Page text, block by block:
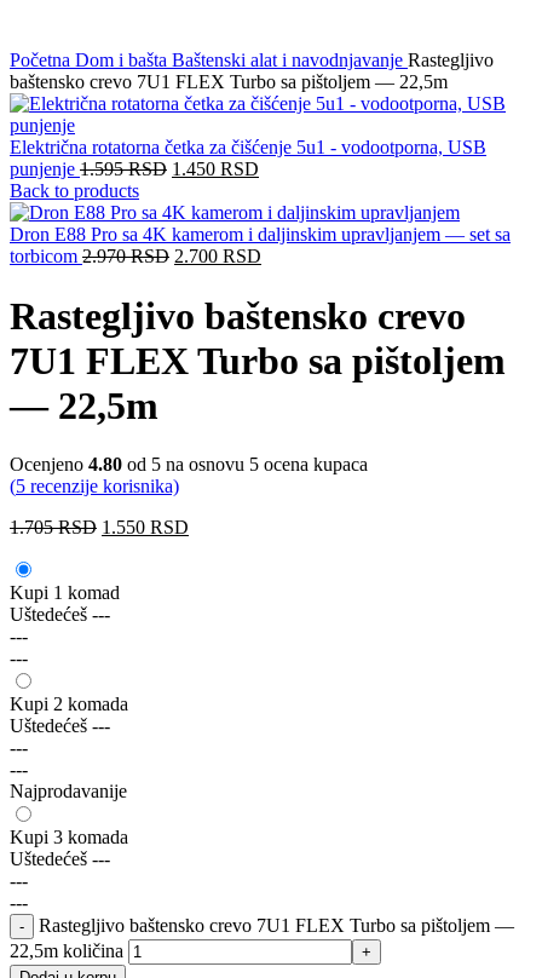
Početna Dom i bašta Baštenski alat i navodnjavanje Rastegljivo
baštensko crevo 7U1 FLEX Turbo sa pištoljem — 22,5m
Električna rotatorna četka za čišćenje 5u1 - vodootporna, USB
punjenje 1.595RSD 1.450 RSD
Back to products
Dron E88 Pro sa 4K kamerom i daljinskim upravljanjem — set sa
torbicom 2.970RSD 2.700 RSD
Rastegljivo baštensko crevo
7U1 FLEX Turbo sa pištoljem
— 22,5m
Ocenjeno 4.80 od 5 na osnovu 5 ocena kupaca
(5 recenzije korisnika)
1.705RSD 1.550 RSD
Kupi 1 komad
Uštedećeš ---
---
---
Kupi 2 komada
Uštedećeš ---
---
---
Najprodavanije
Kupi 3 komada
Uštedećeš ---
---
---
Rastegljivo baštensko crevo 7U1 FLEX Turbo sa pištoljem —
22,5m količina